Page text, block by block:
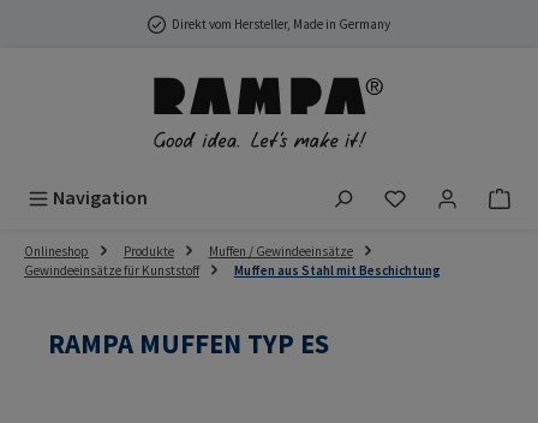
Zum Hauptinhalt springenDirekt vom Hersteller, Made in Germany
Navigation Du hast 0
Onlineshop Produkte
Muffen / Gewindeeinsätze
Gewindeeinsätze für Kunststoff
Muffen aus Stahl mit Beschichtung
RAMPA MUFFEN TYP ES